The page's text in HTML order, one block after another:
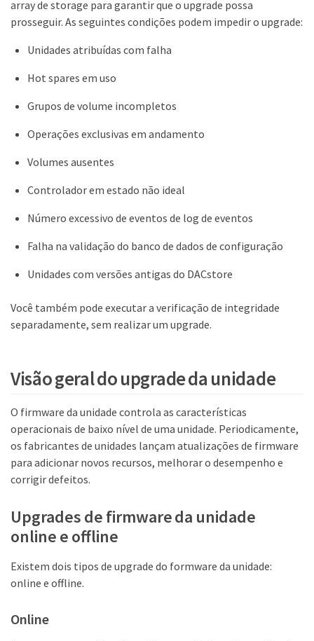
array de storage para garantir que o upgrade possa
prosseguir. As seguintes condições podem impedir o upgrade:
Unidades atribuídas com falha
Hot spares em uso
Grupos de volume incompletos
Operações exclusivas em andamento
Volumes ausentes
Controlador em estado não ideal
Número excessivo de eventos de log de eventos
Falha na validação do banco de dados de configuração
Unidades com versões antigas do DACstore
Você também pode executar a verificação de integridade
separadamente, sem realizar um upgrade.
Visão geral do upgrade da unidade
O firmware da unidade controla as características
operacionais de baixo nível de uma unidade. Periodicamente,
os fabricantes de unidades lançam atualizações de firmware
para adicionar novos recursos, melhorar o desempenho e
corrigir defeitos.
Upgrades de firmware da unidade
online e offline
Existem dois tipos de upgrade do formware da unidade:
online e offline.
Online